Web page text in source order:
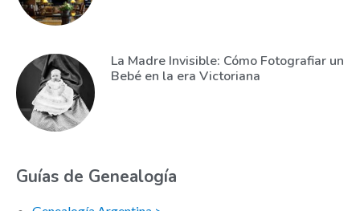
La Madre Invisible: Cómo Fotografiar un
Bebé en la era Victoriana
Guías de Genealogía